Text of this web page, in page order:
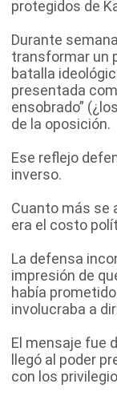
protegidos de
Durante
transformar un
batalla
presentada
ensobrado”
de la oposición.
Ese reflejo
inverso.
Cuanto más se
era el costo
La defensa
impresión de
había
involucraba a
El mensaje fue
llegó al poder
con los